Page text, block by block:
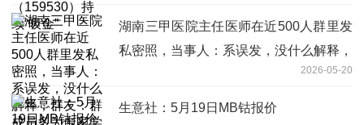
湖南三甲医院主任医师在近500人群里发
私密照，当事人：系误发，没什么解释，
群友：群成员多为专家学者和文化领域名
人，应该解释或道歉|焦点资讯
2026-05-20
生意社：5月19日MB钴报价